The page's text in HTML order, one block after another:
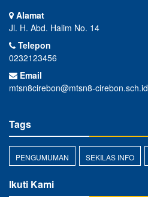
Alamat
Jl. H. Abd. Halim No. 14
Telepon
0232123456
Email
mtsn8cirebon@mtsn8-cirebon.sch.id
Tags
PENGUMUMAN SEKILAS INFO
Ikuti Kami